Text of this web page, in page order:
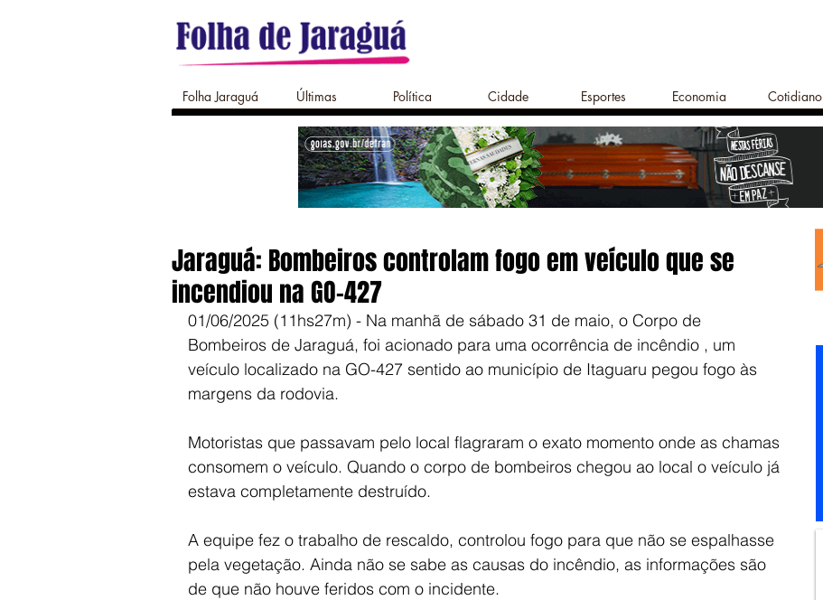
Folha Jaraguá Últimas Política Cidade Esportes Economia Cotidiano
Jaraguá: Bombeiros controlam fogo em veículo que se
incendiou na GO-427
01/06/2025 (11hs27m) - Na manhã de sábado 31 de maio, o Corpo de
Bombeiros de Jaraguá, foi acionado para uma ocorrência de incêndio , um
veículo localizado na GO-427 sentido ao município de Itaguaru pegou fogo às
margens da rodovia.
Motoristas que passavam pelo local flagraram o exato momento onde as chamas
consomem o veículo. Quando o corpo de bombeiros chegou ao local o veículo já
estava completamente destruído.
A equipe fez o trabalho de rescaldo, controlou fogo para que não se espalhasse
pela vegetação. Ainda não se sabe as causas do incêndio, as informações são
de que não houve feridos com o incidente.